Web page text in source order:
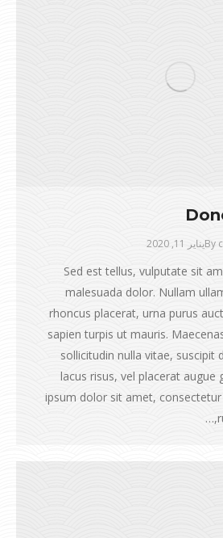
Byيناير 11, 2020
Sed est tellus, vulputate sit
malesuada dolor. Nullam
rhoncus placerat, urna purus
sapien turpis ut mauris.
sollicitudin nulla vitae, suscipit
lacus risus, vel placerat augue
ipsum dolor sit amet, consectetur